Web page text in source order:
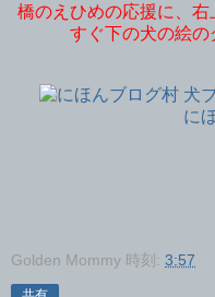
橋のえひめの応援に、
すぐ下の犬の絵の
に
Golden Mommy 時刻: 3:57